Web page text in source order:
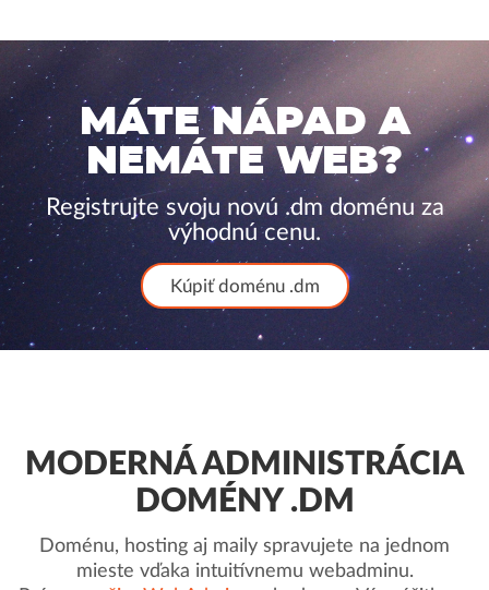
MÁTE NÁPAD A
NEMÁTE WEB?
Registrujte svoju novú .dm doménu za
výhodnú cenu.
Kúpiť doménu .dm
MODERNÁ ADMINISTRÁCIA
DOMÉNY .DM
Doménu, hosting aj maily spravujete na jednom
mieste vďaka intuitívnemu webadminu.